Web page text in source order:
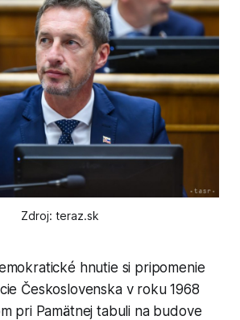
Zdroj: teraz.sk
hnutie si pripomenie
Československa v roku 1968
pri Pamätnej tabuli na budove